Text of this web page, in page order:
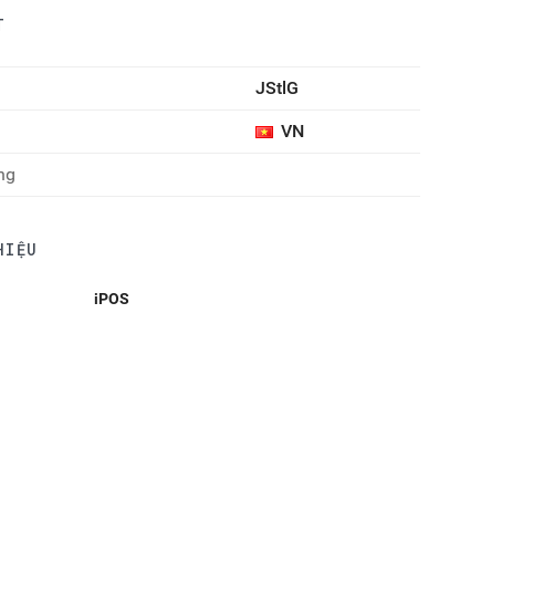
JStlG
VN
iPOS